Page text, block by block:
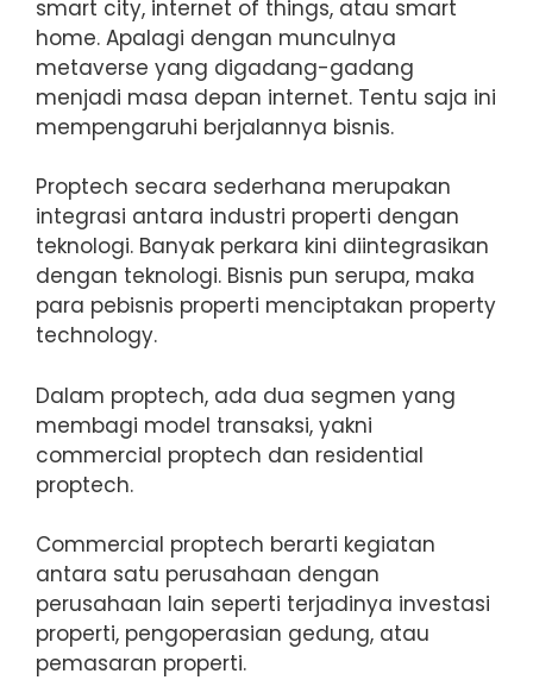
smart city, internet of things, atau smart
home. Apalagi dengan munculnya
metaverse yang digadang-gadang
menjadi masa depan internet. Tentu saja ini
mempengaruhi berjalannya bisnis.
Proptech secara sederhana merupakan
integrasi antara industri properti dengan
teknologi. Banyak perkara kini diintegrasikan
dengan teknologi. Bisnis pun serupa, maka
para pebisnis properti menciptakan property
technology.
Dalam proptech, ada dua segmen yang
membagi model transaksi, yakni
commercial proptech dan residential
proptech.
Commercial proptech berarti kegiatan
antara satu perusahaan dengan
perusahaan lain seperti terjadinya investasi
properti, pengoperasian gedung, atau
pemasaran properti.